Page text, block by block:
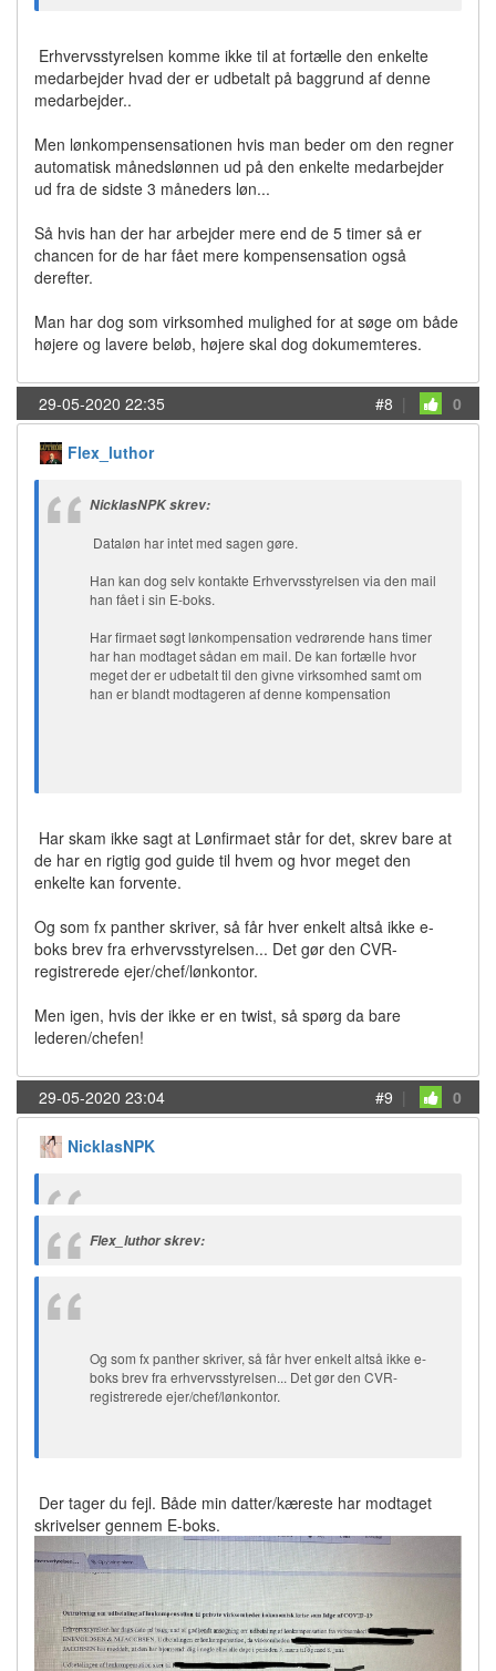
Erhvervsstyrelsen komme ikke til at fortælle den enkelte
medarbejder hvad der er udbetalt på baggrund af denne
medarbejder..
Men lønkompensensationen hvis man beder om den regner
automatisk månedslønnen ud på den enkelte medarbejder
ud fra de sidste 3 måneders løn...
Så hvis han der har arbejder mere end de 5 timer så er
chancen for de har fået mere kompensensation også
derefter.
Man har dog som virksomhed mulighed for at søge om både
højere og lavere beløb, højere skal dog dokumemteres.
29-05-2020 22:35 #8 | 0
Flex_luthor
NicklasNPK skrev:
Dataløn har intet med sagen gøre.
Han kan dog selv kontakte Erhvervsstyrelsen via den mail
han fået i sin E-boks.
Har firmaet søgt lønkompensation vedrørende hans timer
har han modtaget sådan em mail. De kan fortælle hvor
meget der er udbetalt til den givne virksomhed samt om
han er blandt modtageren af denne kompensation
Har skam ikke sagt at Lønfirmaet står for det, skrev bare at
de har en rigtig god guide til hvem og hvor meget den
enkelte kan forvente.
Og som fx panther skriver, så får hver enkelt altså ikke e-
boks brev fra erhvervsstyrelsen... Det gør den CVR-
registrerede ejer/chef/lønkontor.
Men igen, hvis der ikke er en twist, så spørg da bare
lederen/chefen!
29-05-2020 23:04 #9 | 0
NicklasNPK
Flex_luthor skrev:
Og som fx panther skriver, så får hver enkelt altså ikke e-
boks brev fra erhvervsstyrelsen... Det gør den CVR-
registrerede ejer/chef/lønkontor.
Der tager du fejl. Både min datter/kæreste har modtaget
skrivelser gennem E-boks.